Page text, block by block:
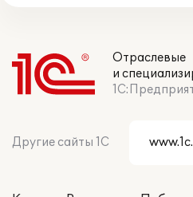
Отраслевые
и
Другие сайты 1С